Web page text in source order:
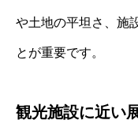
や土地の平坦さ、施
とが重要です。
観光施設に近い